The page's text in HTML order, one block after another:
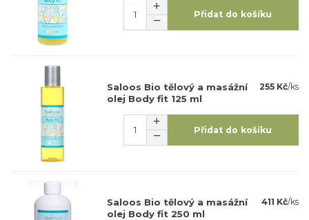
Přidat do košíku
Saloos Bio tělový a masážní
olej Body fit 125 ml
255 Kč/ks
Přidat do košíku
Saloos Bio tělový a masážní
olej Body fit 250 ml
411 Kč/ks